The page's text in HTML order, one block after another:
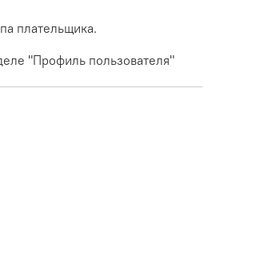
плательщика.
"Профиль пользователя"